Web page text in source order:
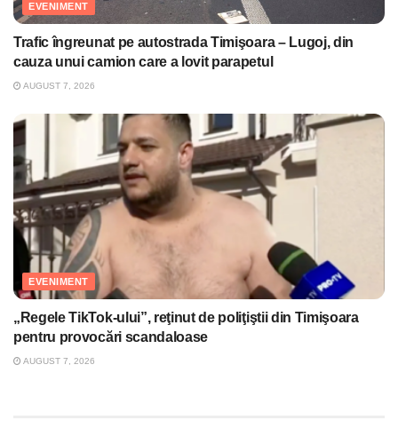
EVENIMENT
Trafic îngreunat pe autostrada Timişoara – Lugoj, din
cauza unui camion care a lovit parapetul
AUGUST 7, 2026
EVENIMENT
„Regele TikTok-ului”, reţinut de poliţiştii din Timişoara
pentru provocări scandaloase
AUGUST 7, 2026